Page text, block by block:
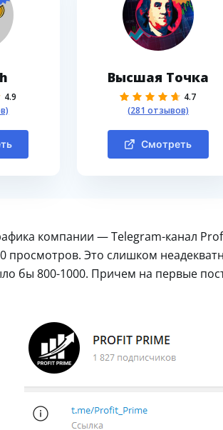
4.9
Высшая Точка
4.7
(281 отзывов)
Смотреть
компании — Telegram-канал
просмотров. Это слишком
бы 800-1000. Причем на первые